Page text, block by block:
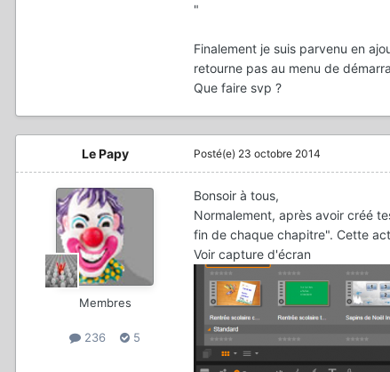
"
Finalement je suis parvenu en
retourne pas au menu de
Que faire svp ?
Le Papy
Membres
236 5
Posté(e) 23 octobre 2014
Bonsoir à tous,
Normalement, après avoir créé
fin de chaque chapitre". Cette
Voir capture d'écran